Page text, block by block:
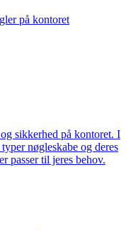
på kontoret
sikkerhed på kontoret. I
nøgleskabe og deres
passer til jeres behov.